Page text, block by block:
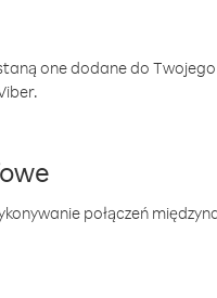
one dodane do
połączeń